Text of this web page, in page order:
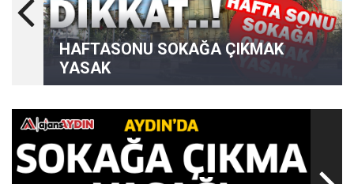
HAFTASONU SOKAĞA ÇIKMAK
YASAK